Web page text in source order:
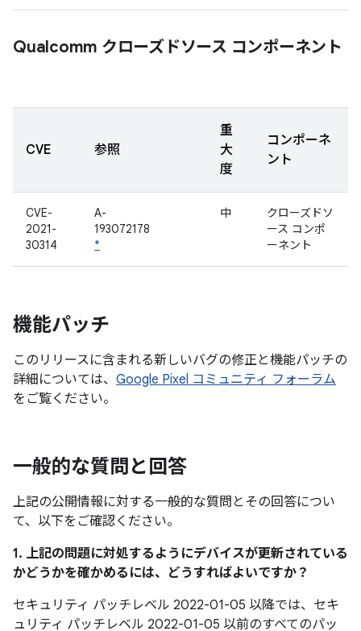
Qualcomm クローズドソース コンポーネント
CVE 参照
重
大
度
コンポーネ
ント
CVE-
2021-
30314
A-
193072178
*
中
クローズドソ
ース コンポ
ーネント
機能パッチ
このリリースに含まれる新しいバグの修正と機能パッチの
詳細については、 Google Pixel コミュニティ フォーラム
をご覧ください。
一般的な質問と回答
上記の公開情報に対する一般的な質問とその回答につい
て、以下をご確認ください。
1. 上記の問題に対処するようにデバイスが更新されている
かどうかを確かめるには、どうすればよいですか？
セキュリティ パッチレベル 2022-01-05 以降では、セキ
ュリティ パッチレベル 2022-01-05 以前のすべてのパッ